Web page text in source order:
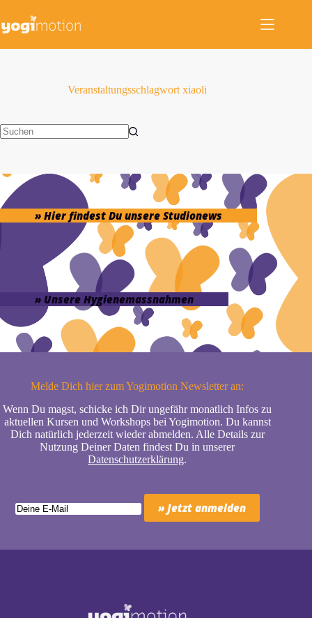
springen
Veranstaltungsschlagwort xiaoli
» Hier findest Du unsere Studionews
» Unsere Hygienemassnahmen
Melde Dich hier zum Yogimotion Newsletter an:
Wenn Du magst, schicke ich Dir ungefähr monatlich Infos zu
aktuellen Kursen und Workshops bei Yogimotion. Du kannst
Dich natürlich jederzeit wieder abmelden. Alle Details zur
Nutzung Deiner Daten findest Du in unserer
Datenschutzerklärung.